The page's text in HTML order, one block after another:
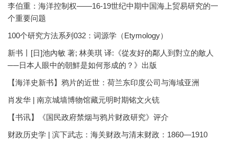
李伯重：海洋控制权——16-19世纪中期中国海上贸易研究的一
个重要问题
100个研究方法系列032：词源学（Etymology）
新书丨[日]池內敏 著; 林美琪 译:《從友好的鄰人到對立的敵人
──日本人眼中的朝鮮是如何形成的？》出版
【海洋史新书】鸦片的近世：荷兰东印度公司与海域亚洲
肖发华 | 南京城墙博物馆藏元明时期铭文火铳
【书讯】《国民政府禁烟与鸦片财政研究》评介
财政历史学 | 滨下武志：海关财政与清末财政：1860—1910